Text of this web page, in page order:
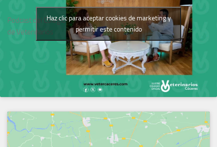
Podcast del Colegio
de Veterinarios
Haz clic para aceptar cookies de marketing y
permitir este contenido